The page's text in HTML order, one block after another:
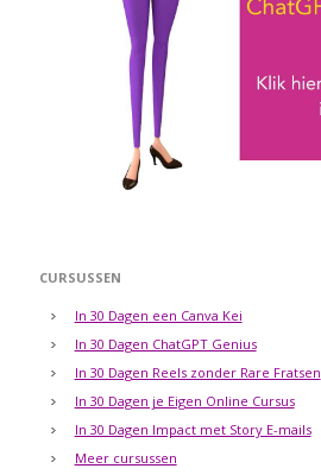
CURSUSSEN
In 30 Dagen een Canva Kei
In 30 Dagen ChatGPT Genius
In 30 Dagen Reels zonder Rare Fratsen
In 30 Dagen je Eigen Online Cursus
In 30 Dagen Impact met Story E-mails
Meer cursussen